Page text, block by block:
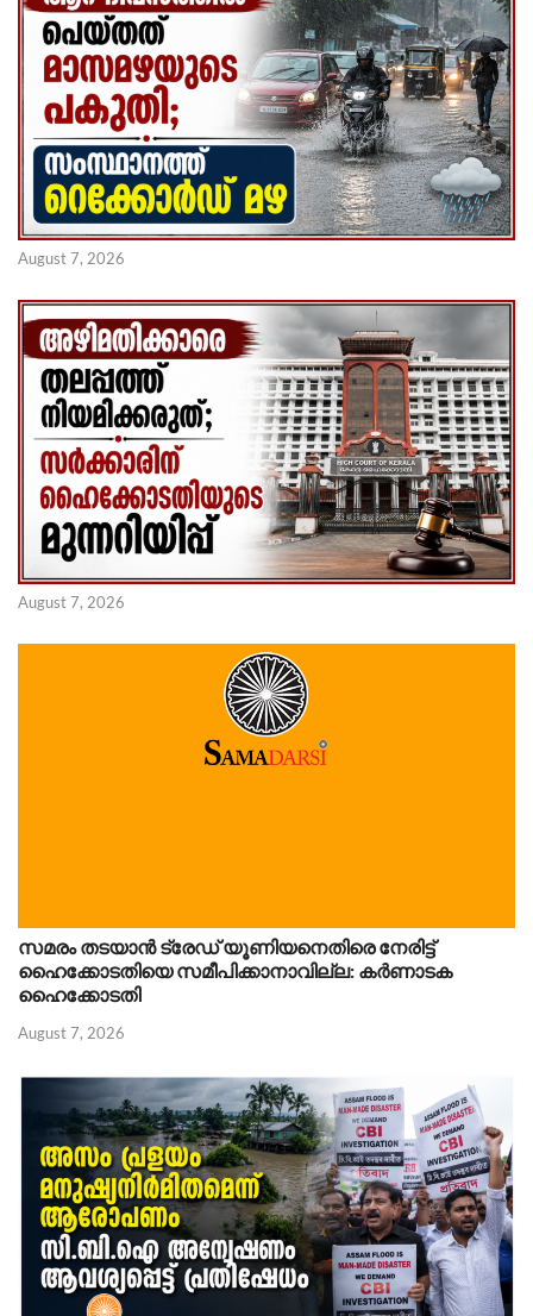
August 7, 2026
August 7, 2026
സമരം തടയാൻ ട്രേഡ് യൂണിയനെതിരെ നേരിട്ട്
ഹൈക്കോടതിയെ സമീപിക്കാനാവില്ല: കർണാടക
ഹൈക്കോടതി
August 7, 2026